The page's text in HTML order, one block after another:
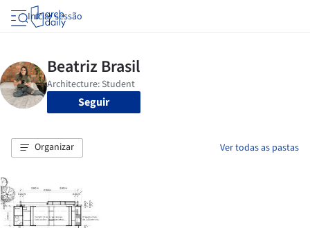
Iniciar sessão
Seguir
Organizar Ver todas as pastas